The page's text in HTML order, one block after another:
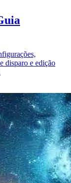
disparo e edição